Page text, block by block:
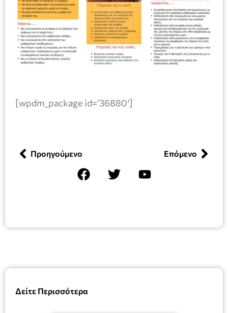
Δείτε Περισσότερα
[wpdm_package id=’36880′]
Προηγούμενο Επόμενο